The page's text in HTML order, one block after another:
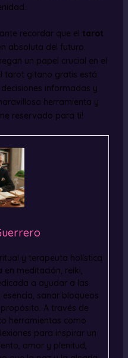
recordar que el tarot
absoluta del futuro.
un papel crucial en el
tarot gitano gratis está
informadas y
herramienta y
reservado para ti!
y terapeuta holística
en meditación, reiki,
a ayudar a las
sanar bloqueos
A través de
herramientas como
para inspirar un
amor y plenitud,